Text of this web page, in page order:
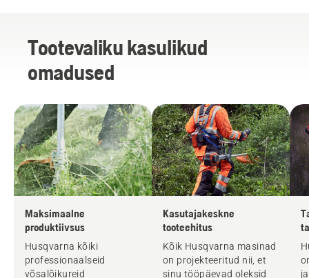
Tootevaliku kasulikud
omadused
Maksimaalne
produktiivsus
Husqvarna kõiki
professionaalseid
võsalõikureid
Kasutajakeskne
tooteehitus
Kõik Husqvarna masinad
on projekteeritud nii, et
sinu tööpäevad oleksid